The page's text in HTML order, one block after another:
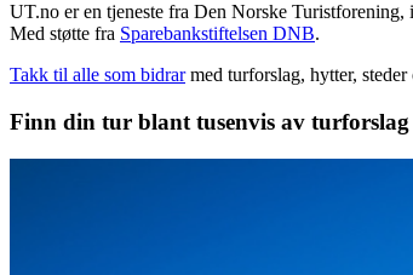
UT.no er en tjeneste fra Den Norske Turistforening,
Med støtte fra Sparebankstiftelsen DNB.
Takk til alle som bidrar med turforslag, hytter,
Finn din tur blant tusenvis av turforslag